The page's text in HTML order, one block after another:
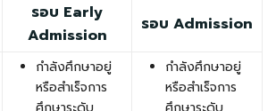
รอบ Early
Admission
รอบ Admission
กำลังศึกษาอยู่
หรือสำเร็จการ
กำลังศึกษาอยู่
หรือสำเร็จการ